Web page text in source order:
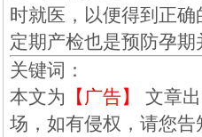
时就医，以便得到正
定期产检也是预防孕期
关键词：
本文为 【广告】
文章
场，如有侵权，请您告